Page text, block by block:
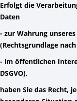
Erfolgt die
Daten
- zur Wahrung
(Rechtsgrundlage
- im öffentlichen
DSGVO),
haben Sie das Recht,